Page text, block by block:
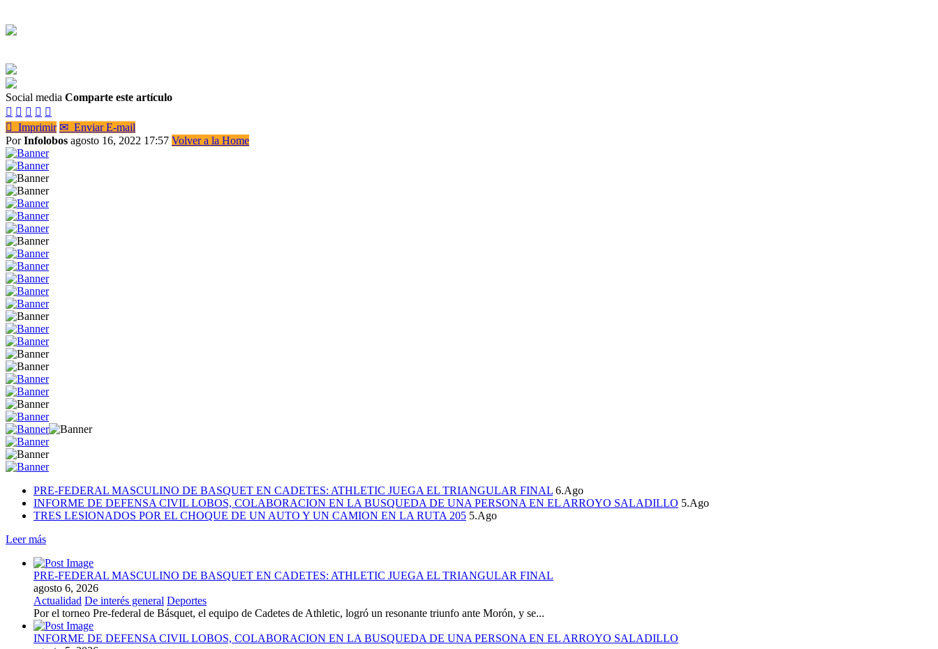
Social media Comparte este artículo
    
 Imprimir ✉ Enviar E-mail
PorInfolobos agosto 16, 2022 17:57 Volver a la Home
PRE-FEDERAL MASCULINO DE BASQUET EN CADETES: ATHLETIC JUEGA EL TRIANGULAR FINAL 6.Ago
INFORME DE DEFENSA CIVIL LOBOS, COLABORACION EN LA BUSQUEDA DE UNA PERSONA EN EL ARROYO SALADILLO 5.Ago
TRES LESIONADOS POR EL CHOQUE DE UN AUTO Y UN CAMION EN LA RUTA 205 5.Ago
Leer más
PRE-FEDERAL MASCULINO DE BASQUET EN CADETES: ATHLETIC JUEGA EL TRIANGULAR FINAL
agosto 6, 2026
Actualidad De interés general Deportes
Por el torneo Pre-federal de Básquet, el equipo de Cadetes de Athletic, logró un resonante triunfo ante Morón, y se...
INFORME DE DEFENSA CIVIL LOBOS, COLABORACION EN LA BUSQUEDA DE UNA PERSONA EN EL ARROYO SALADILLO